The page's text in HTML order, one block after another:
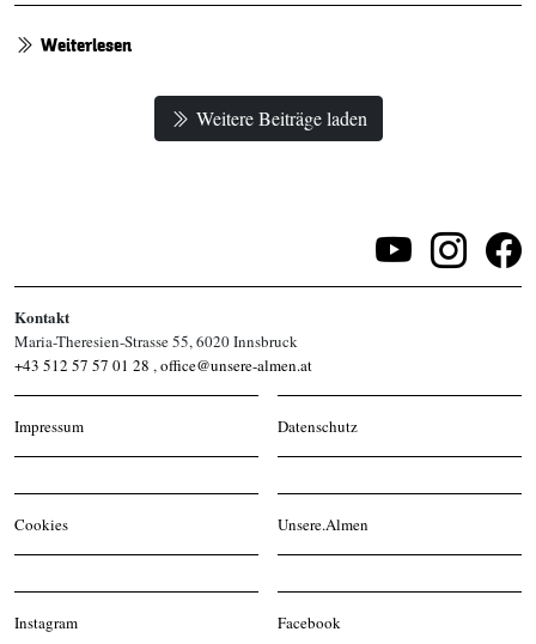
Weiterlesen
Weitere Beiträge laden
Kontakt
Maria-Theresien-Strasse 55, 6020 Innsbruck
+43 512 57 57 01 28 ,office@unsere-almen.at
Impressum Datenschutz
Cookies Unsere.Almen
Instagram Facebook